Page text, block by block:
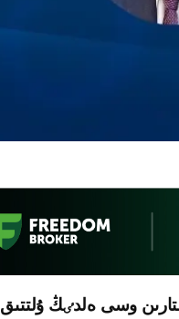
وسى ەلدٸڭ ۇلتتىق